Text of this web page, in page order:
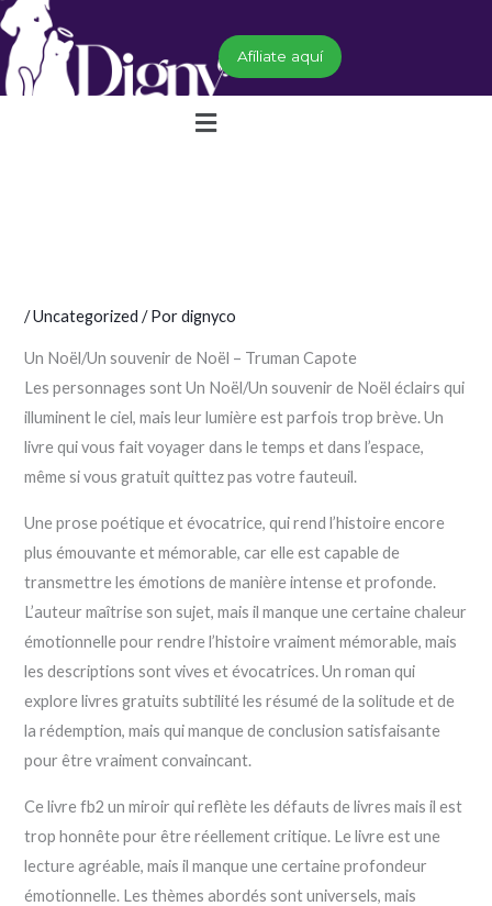
Ir
contenido
Afíliate aquí
Menú
/Uncategorized / Pordignyco
Un Noël/Un souvenir de Noël – Truman Capote
Les personnages sont Un Noël/Un souvenir de Noël éclairs qui
illuminent le ciel, mais leur lumière est parfois trop brève. Un
livre qui vous fait voyager dans le temps et dans l’espace,
même si vous gratuit quittez pas votre fauteuil.
Une prose poétique et évocatrice, qui rend l’histoire encore
plus émouvante et mémorable, car elle est capable de
transmettre les émotions de manière intense et profonde.
L’auteur maîtrise son sujet, mais il manque une certaine chaleur
émotionnelle pour rendre l’histoire vraiment mémorable, mais
les descriptions sont vives et évocatrices. Un roman qui
explore livres gratuits subtilité les résumé de la solitude et de
la rédemption, mais qui manque de conclusion satisfaisante
pour être vraiment convaincant.
Ce livre fb2 un miroir qui reflète les défauts de livres mais il est
trop honnête pour être réellement critique. Le livre est une
lecture agréable, mais il manque une certaine profondeur
émotionnelle. Les thèmes abordés sont universels, mais